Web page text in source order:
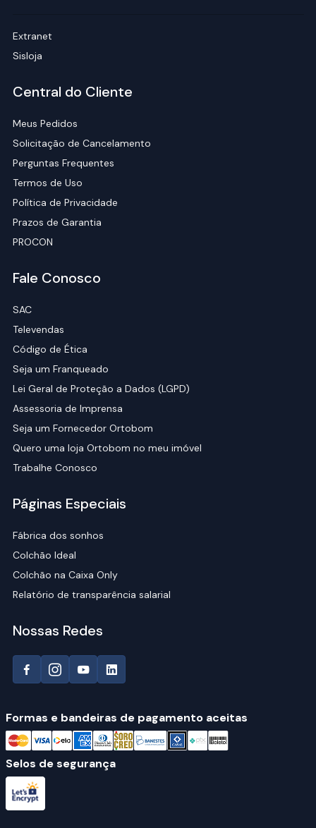
Extranet
Sisloja
Central do Cliente
Meus Pedidos
Solicitação de Cancelamento
Perguntas Frequentes
Termos de Uso
Política de Privacidade
Prazos de Garantia
PROCON
Fale Conosco
SAC
Televendas
Código de Ética
Seja um Franqueado
Lei Geral de Proteção a Dados (LGPD)
Assessoria de Imprensa
Seja um Fornecedor Ortobom
Quero uma loja Ortobom no meu imóvel
Trabalhe Conosco
Páginas Especiais
Fábrica dos sonhos
Colchão Ideal
Colchão na Caixa Only
Relatório de transparência salarial
Nossas Redes
Formas e bandeiras de pagamento aceitas
Selos de segurança